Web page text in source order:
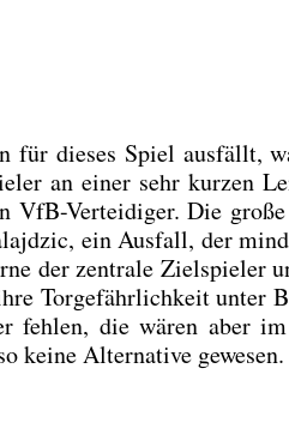
für die­ses Spiel aus­fällt,
an einer sehr kur­zen
VfB-Ver­tei­di­ger. Die
ein Aus­fall, der
der zen­tra­le
Tor­ge­fähr­lich­keit
feh­len, die wären aber
kei­ne Alter­na­ti­ve gewe­sen.